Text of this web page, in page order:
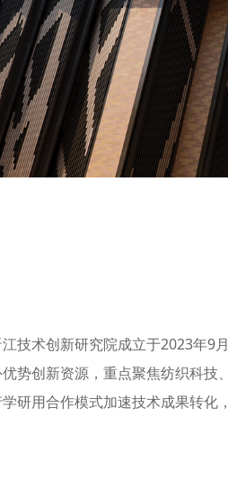
技术创新研究院成立于2023年9
势创新资源，重点聚焦纺织科技
研用合作模式加速技术成果转化